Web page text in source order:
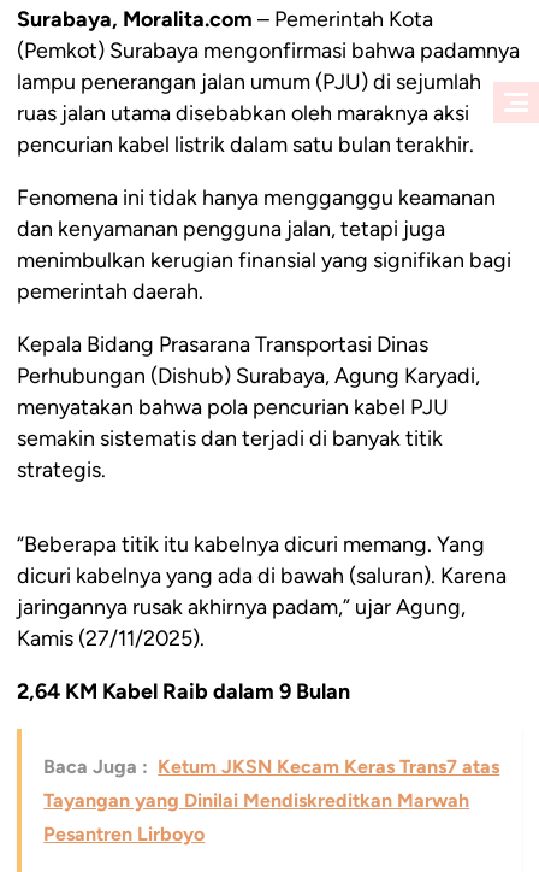
Surabaya, Moralita.com – Pemerintah Kota
(Pemkot) Surabaya mengonfirmasi bahwa padamnya
lampu penerangan jalan umum (PJU) di sejumlah
ruas jalan utama disebabkan oleh maraknya aksi
pencurian kabel listrik dalam satu bulan terakhir.
Fenomena ini tidak hanya mengganggu keamanan
dan kenyamanan pengguna jalan, tetapi juga
menimbulkan kerugian finansial yang signifikan bagi
pemerintah daerah.
Kepala Bidang Prasarana Transportasi Dinas
Perhubungan (Dishub) Surabaya, Agung Karyadi,
menyatakan bahwa pola pencurian kabel PJU
semakin sistematis dan terjadi di banyak titik
strategis.
“Beberapa titik itu kabelnya dicuri memang. Yang
dicuri kabelnya yang ada di bawah (saluran). Karena
jaringannya rusak akhirnya padam,” ujar Agung,
Kamis (27/11/2025).
2,64 KM Kabel Raib dalam 9 Bulan
Baca Juga : Ketum JKSN Kecam Keras Trans7 atas
Tayangan yang Dinilai Mendiskreditkan Marwah
Pesantren Lirboyo